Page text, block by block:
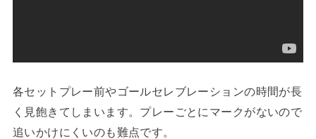
各セットプレー前やゴールセレブレーションの時間が長
く見飽きてしまいます。プレーごとにマークがないので
追いかけにくいのも難点です。